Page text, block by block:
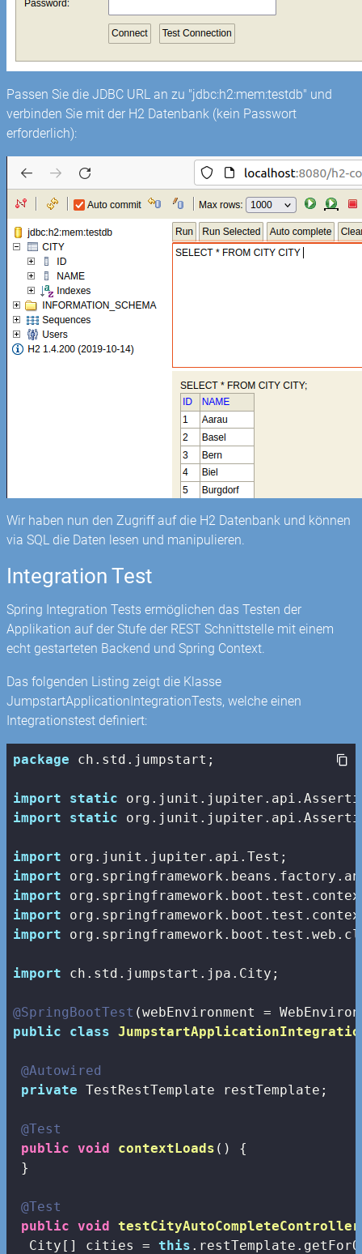
Passen Sie die JDBC URL an zu "jdbc:h2:mem:testdb" und
verbinden Sie mit der H2 Datenbank (kein Passwort
erforderlich):
Wir haben nun den Zugriff auf die H2 Datenbank und können
via SQL die Daten lesen und manipulieren.
Integration Test
Spring Integration Tests ermöglichen das Testen der
Applikation auf der Stufe der REST Schnittstelle mit einem
echt gestarteten Backend und Spring Context.
Das folgenden Listing zeigt die Klasse
JumpstartApplicationIntegrationTests, welche einen
Integrationstest definiert:
package ch.std.jumpstart;
import
static
import
static
import
import
import
import
import
import ch.std.jumpstart.jpa.City;
@SpringBootTest
public
class
@Autowired
private TestRestTemplate restTemplate;
@Test
public void contextLoads ()
{
}
@Test
public void testCityAutoCompleteController
  City[] cities =
this